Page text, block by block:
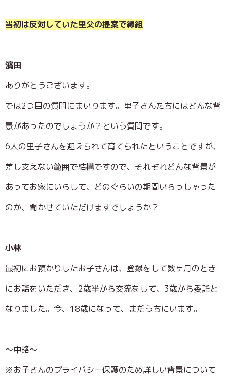
当初は反対していた里父の提案で縁組
濱田
ありがとうございます。
では2つ目の質問にまいります。里子さんたちにはどんな背
景があったのでしょうか？という質問です。
6人の里子さんを迎えられて育てられたということですが、
差し支えない範囲で結構ですので、それぞれどんな背景が
あってお家にいらして、どのぐらいの期間いらっしゃった
のか、聞かせていただけますでしょうか？
小林
最初にお預かりしたお子さんは、登録をして数ヶ月のとき
にお話をいただき、2歳半から交流をして、3歳から委託と
なりました。今、18歳になって、まだうちにいます。
～中略～
※お子さんのプライバシー保護のため詳しい背景について